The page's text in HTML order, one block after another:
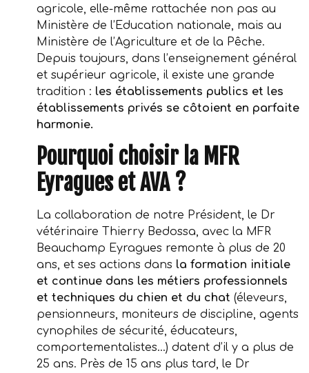
agricole, elle-même rattachée non pas au
Ministère de l’Education nationale, mais au
Ministère de l’Agriculture et de la Pêche.
Depuis toujours, dans l’enseignement général
et supérieur agricole, il existe une grande
tradition : les établissements publics et les
établissements privés se côtoient en parfaite
harmonie.
Pourquoi choisir la MFR
Eyragues et AVA ?
La collaboration de notre Président, le Dr
vétérinaire Thierry Bedossa, avec la MFR
Beauchamp Eyragues remonte à plus de 20
ans, et ses actions dans la formation initiale
et continue dans les métiers professionnels
et techniques du chien et du chat (éleveurs,
pensionneurs, moniteurs de discipline, agents
cynophiles de sécurité, éducateurs,
comportementalistes…) datent d’il y a plus de
25 ans. Près de 15 ans plus tard, le Dr